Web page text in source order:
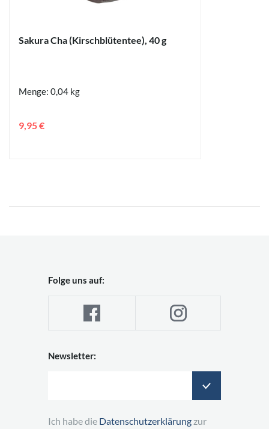
Sakura Cha (Kirschblütentee), 40 g
Menge: 0,04 kg
9,95 €
Folge uns auf:
Newsletter:
Ich habe die Datenschutzerklärung zur